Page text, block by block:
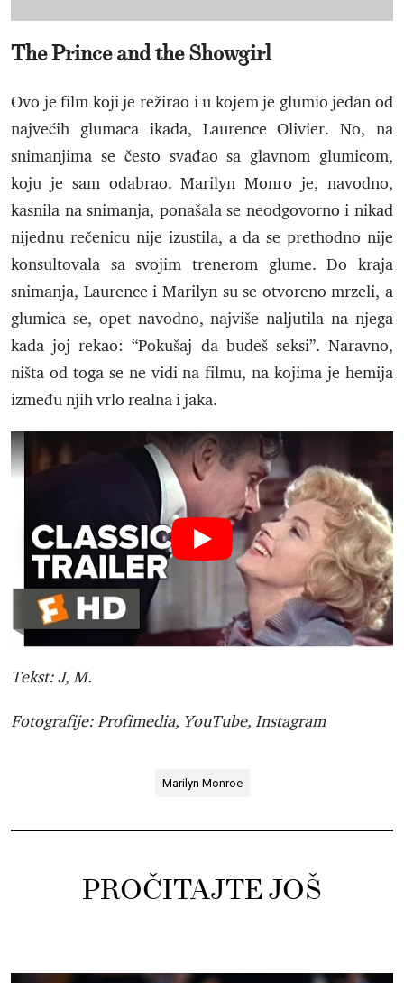
The Prince and the Showgirl
Ovo je film koji je režirao i u kojem je glumio jedan od
najvećih glumaca ikada, Laurence Olivier. No, na
snimanjima se često svađao sa glavnom glumicom,
koju je sam odabrao. Marilyn Monro je, navodno,
kasnila na snimanja, ponašala se neodgovorno i nikad
nijednu rečenicu nije izustila, a da se prethodno nije
konsultovala sa svojim trenerom glume. Do kraja
snimanja, Laurence i Marilyn su se otvoreno mrzeli, a
glumica se, opet navodno, najviše naljutila na njega
kada joj rekao: “Pokušaj da budeš seksi”. Naravno,
ništa od toga se ne vidi na filmu, na kojima je hemija
između njih vrlo realna i jaka.
Tekst: J, M.
Fotografije: Profimedia, YouTube, Instagram
Marilyn Monroe
PROČITAJTE JOŠ